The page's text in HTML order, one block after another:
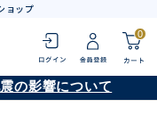
ョップ
0
の影響について